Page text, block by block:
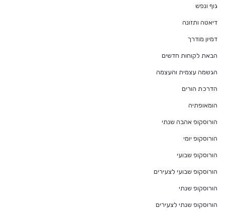
גוף ונפש
דיאטה ותזונה
דמיון מודרך
הבאת לקוחות חדשים
הגשמה עצמית והעצמה
הדרכת הורים
הומאופתיה
הורוסקופ אהבה שנתי
הורוסקופ יומי
הורוסקופ שבועי
הורוסקופ שבועי לצעירים
הורוסקופ שנתי
הורוסקופ שנתי לצעירים